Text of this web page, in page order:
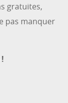
gratuites,
pas manquer